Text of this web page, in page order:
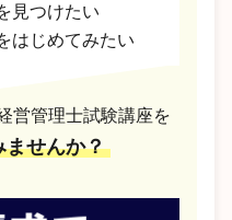
見つけたい
はじめてみたい
営管理士試験講座を
ませんか？